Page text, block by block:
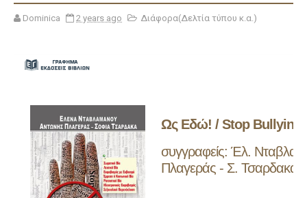
Dominica 2 years ago Διάφορα(Δελτία τύπου κ.α.)
Ως Εδώ! / Stop Bullying
συγγραφείς: Έλ.
Πλαγεράς - Σ. Τσαρδακά